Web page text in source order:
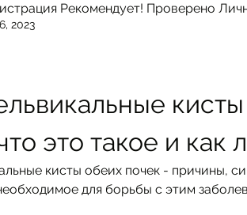
Рекомендует! Проверено
2023
это такое и как
кисты обеих почек - причины,
для борьбы с этим